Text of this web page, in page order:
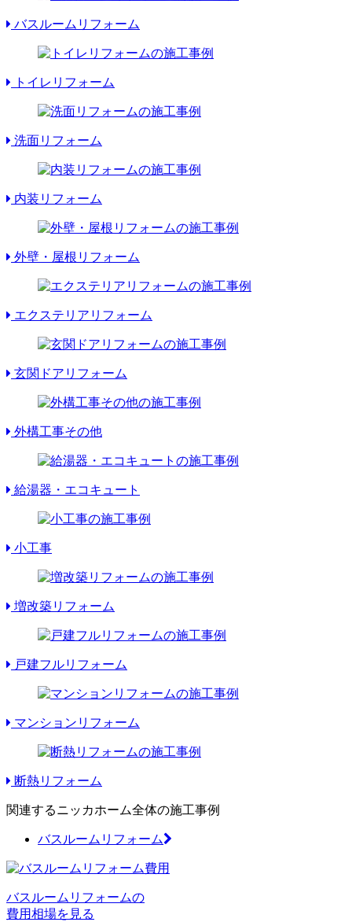
バスルームリフォーム
トイレリフォーム
洗面リフォーム
内装リフォーム
外壁・屋根リフォーム
エクステリアリフォーム
玄関ドアリフォーム
外構工事その他
給湯器・エコキュート
小工事
増改築リフォーム
戸建フルリフォーム
マンションリフォーム
断熱リフォーム
関連するニッカホーム全体の施工事例
バスルームリフォーム
バスルームリフォームの
費用相場を見る